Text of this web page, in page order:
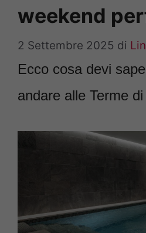
weekend
2 Settembre 2025 di
Ecco cosa devi
andare alle Terme